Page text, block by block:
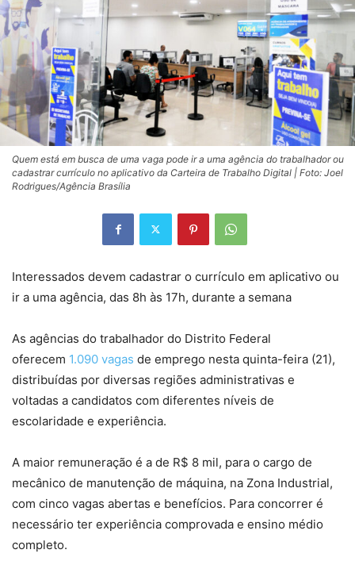
Quem está em busca de uma vaga pode ir a uma agência do trabalhador ou
cadastrar currículo no aplicativo da Carteira de Trabalho Digital | Foto: Joel
Rodrigues/Agência Brasília
Interessados devem cadastrar o currículo em aplicativo ou
ir a uma agência, das 8h às 17h, durante a semana
As agências do trabalhador do Distrito Federal
oferecem 1.090 vagas de emprego nesta quinta-feira (21),
distribuídas por diversas regiões administrativas e
voltadas a candidatos com diferentes níveis de
escolaridade e experiência.
A maior remuneração é a de R$ 8 mil, para o cargo de
mecânico de manutenção de máquina, na Zona Industrial,
com cinco vagas abertas e benefícios. Para concorrer é
necessário ter experiência comprovada e ensino médio
completo.